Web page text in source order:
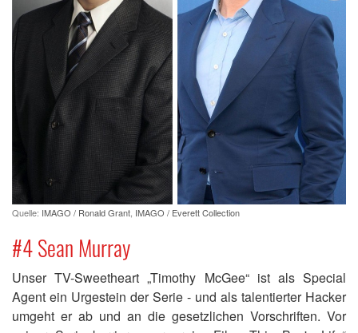
Quelle: IMAGO / Ronald Grant IMAGO / Everett Collection
#4 Sean Murray
Unser TV-Sweetheart „Timothy McGee“ ist als Special
Agent ein Urgestein der Serie - und als talentierter Hacker
umgeht er ab und an die gesetzlichen Vorschriften. Vor